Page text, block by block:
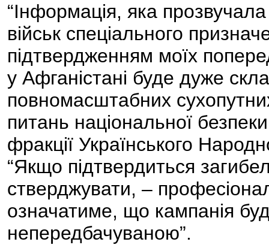
“Інформація, яка
військ спеціального
підтвердженням моїх
у Афганістані буде дуже
повномасштабних
питань національної
фракції Українського
“Якщо підтвердиться
стверджувати, –
означатиме, що кампанія
непередбачуваною”.